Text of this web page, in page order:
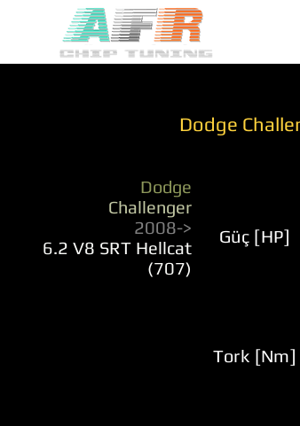
Dodge
Dodge
Challenger
2008->
6.2 V8 SRT Hellcat
(707)
Güç [HP]
Tork [Nm]